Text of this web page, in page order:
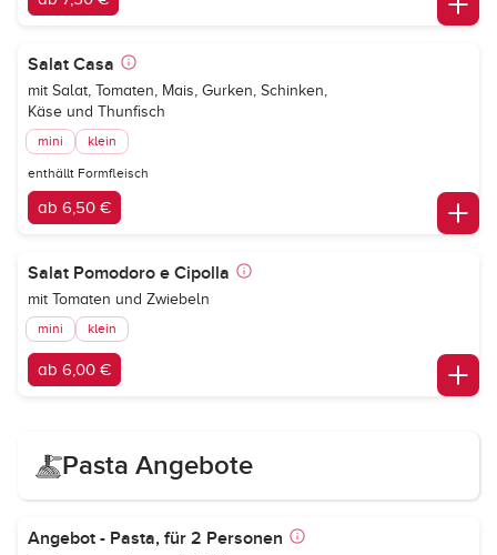
Salat Casa
mit Salat, Tomaten, Mais, Gurken, Schinken,
Käse und Thunfisch
mini klein
enthällt Formfleisch
ab 6,50 €
Salat Pomodoro e Cipolla
mit Tomaten und Zwiebeln
mini klein
ab 6,00 €
Pasta Angebote
Angebot - Pasta, für 2 Personen